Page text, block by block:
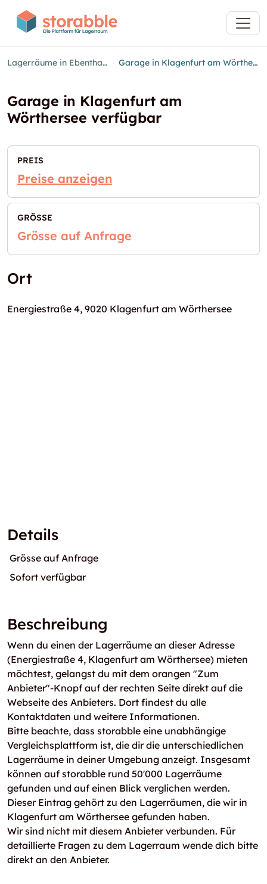
Lagerräume in Ebenthal in Kärnten Garage in Klagenfurt am Wörthersee verfügbar
Garage in Klagenfurt am
Wörthersee verfügbar
PREIS
Preise anzeigen
GRÖSSE
Grösse auf Anfrage
Ort
Energiestraße 4, 9020 Klagenfurt am Wörthersee
Details
Grösse auf Anfrage
Sofort verfügbar
Beschreibung
Wenn du einen der Lagerräume an dieser Adresse
(Energiestraße 4, Klagenfurt am Wörthersee) mieten
möchtest, gelangst du mit dem orangen "Zum
Anbieter"-Knopf auf der rechten Seite direkt auf die
Webseite des Anbieters. Dort findest du alle
Kontaktdaten und weitere Informationen.
Bitte beachte, dass storabble eine unabhängige
Vergleichsplattform ist, die dir die unterschiedlichen
Lagerräume in deiner Umgebung anzeigt. Insgesamt
können auf storabble rund 50'000 Lagerräume
gefunden und auf einen Blick verglichen werden.
Dieser Eintrag gehört zu den Lagerräumen, die wir in
Klagenfurt am Wörthersee gefunden haben.
Wir sind nicht mit diesem Anbieter verbunden. Für
detaillierte Fragen zu dem Lagerraum wende dich bitte
direkt an den Anbieter.